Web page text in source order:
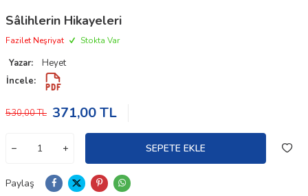
Sâlihlerin Hikayeleri
Fazilet Neşriyat Stokta Var
Yazar:
Heyet
İncele:
530,00TL 371,00TL
SEPETE EKLE
Paylaş